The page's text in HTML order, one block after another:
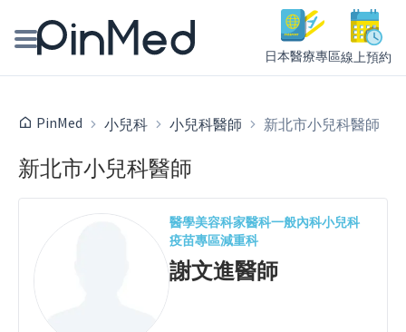
日本醫療專區線上預約
我是醫療人員
PinMed 小兒科 小兒科醫師 新北市小兒科醫師
新北市小兒科醫師
醫學美容科家醫科一般內科小兒科
疫苗專區減重科
謝文進醫師